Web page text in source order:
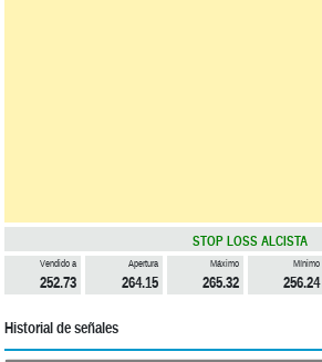
STOP LOSS ALCISTA
Vendido a
252.73
Apertura
264.15
Máximo
265.32
Mínimo
256.24
Historial de señales